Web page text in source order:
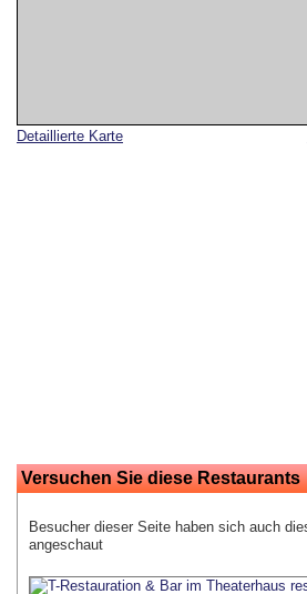
Detaillierte Karte
Versuchen Sie diese Restaurants
Besucher dieser Seite haben sich auch
angeschaut